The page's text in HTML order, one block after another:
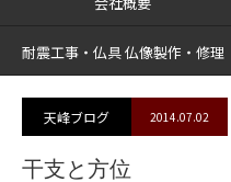
耐震工事・仏具 仏像製作・修理
天峰ブログ 2014.07.02
干支と方位